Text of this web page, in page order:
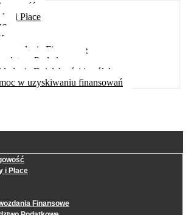
i Płace
Finansowe
Podatkowe
Działalności i spółek
w uzyskiwaniu finansowań
i Płace
Finansowe